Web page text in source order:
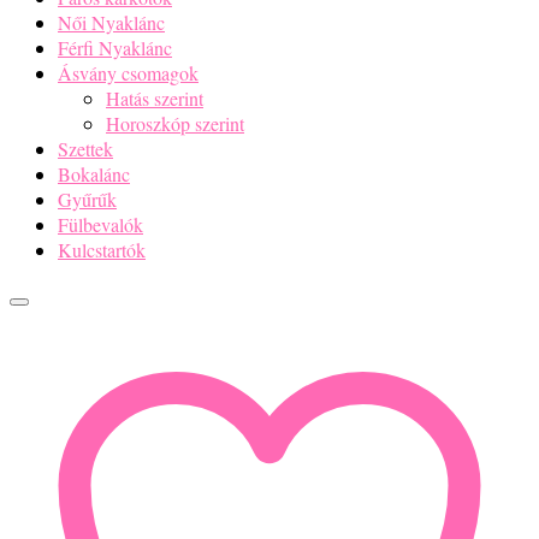
Női Nyaklánc
Férfi Nyaklánc
Ásvány csomagok
Hatás szerint
Horoszkóp szerint
Szettek
Bokalánc
Gyűrűk
Fülbevalók
Kulcstartók